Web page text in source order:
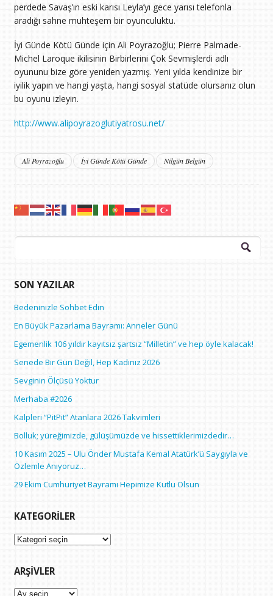
perdede Savaş’ın eski karısı Leyla’yı gece yarısı telefonla
aradığı sahne muhteşem bir oyunculuktu.
İyi Günde Kötü Günde için Ali Poyrazoğlu; Pierre Palmade-
Michel Laroque ikilisinin Birbirlerini Çok Sevmişlerdi adlı
oyununu bize göre yeniden yazmış. Yeni yılda kendinize bir
iyilik yapın ve hangi yaşta, hangi sosyal statüde olursanız olun
bu oyunu izleyin.
http://www.alipoyrazoglutiyatrosu.net/
Ali Poyrazoğlu İyi Günde Kötü Günde Nilgün Belgün
Arama:
SON YAZILAR
Bedeninizle Sohbet Edin
En Büyük Pazarlama Bayramı: Anneler Günü
Egemenlik 106 yıldır kayıtsız şartsız “Milletin” ve hep öyle kalacak!
Senede Bir Gün Değil, Hep Kadınız 2026
Sevginin Ölçüsü Yoktur
Merhaba #2026
Kalpleri “PitPit” Atanlara 2026 Takvimleri
Bolluk; yüreğimizde, gülüşümüzde ve hissettiklerimizdedir…
10 Kasım 2025 – Ulu Önder Mustafa Kemal Atatürk’ü Saygıyla ve
Özlemle Anıyoruz…
29 Ekim Cumhuriyet Bayramı Hepimize Kutlu Olsun
KATEGORILER
Kategoriler
ARŞIVLER
Arşivler